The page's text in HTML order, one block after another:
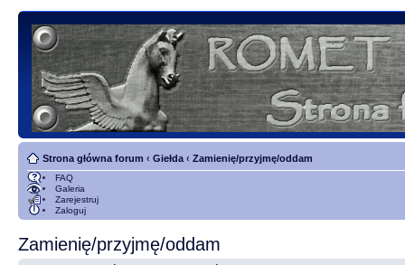
Strona główna forum ‹ Giełda ‹ Zamienię/przyjmę/oddam
FAQ
Galeria
Zarejestruj
Zaloguj
Zamienię/przyjmę/oddam